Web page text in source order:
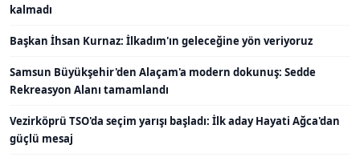
kalmadı
Başkan İhsan Kurnaz: İlkadım'ın geleceğine yön veriyoruz
Samsun Büyükşehir'den Alaçam'a modern dokunuş: Sedde
Rekreasyon Alanı tamamlandı
Vezirköprü TSO'da seçim yarışı başladı: İlk aday Hayati Ağca'dan
güçlü mesaj